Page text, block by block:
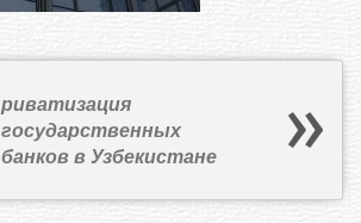
риватизация
государственных
банков в Узбекистане